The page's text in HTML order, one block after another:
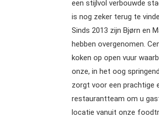
een stijlvol verbouwde
is nog zeker terug te
Sinds 2013 zijn Bjørn en
hebben overgenomen.
koken op open vuur
onze, in het oog
zorgt voor een prachtige
restaurantteam om u
locatie vanuit onze